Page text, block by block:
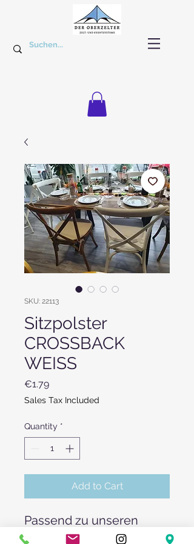
SKU: 22113
Sitzpolster
CROSSBACK
WEISS
€1.79Price
Sales Tax Included
Quantity *
Add to Cart
Passend zu unseren
hellbraunen und weißen